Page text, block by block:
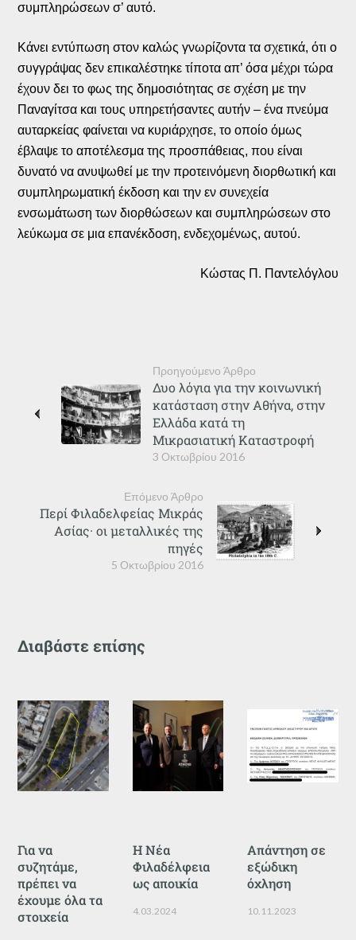
συμπληρώσεων σ’ αυτό.
Κάνει εντύπωση στον καλώς γνωρίζοντα τα σχετικά, ότι ο
συγγράψας δεν επικαλέστηκε τίποτα απ’ όσα μέχρι τώρα
έχουν δει το φως της δημοσιότητας σε σχέση με την
Παναγίτσα και τους υπηρετήσαντες αυτήν – ένα πνεύμα
αυταρκείας φαίνεται να κυριάρχησε, το οποίο όμως
έβλαψε το αποτέλεσμα της προσπάθειας, που είναι
δυνατό να ανυψωθεί με την προτεινόμενη διορθωτική και
συμπληρωματική έκδοση και την εν συνεχεία
ενσωμάτωση των διορθώσεων και συμπληρώσεων στο
λεύκωμα σε μια επανέκδοση, ενδεχομένως, αυτού.
Κώστας Π. Παντελόγλου
Προηγούμενο Άρθρο
3 Οκτωβρίου 2016
Δυο λόγια για την κοινωνική
κατάσταση στην Αθήνα, στην
Ελλάδα κατά τη
Μικρασιατική Καταστροφή
Επόμενο Άρθρο
5 Οκτωβρίου 2016
Περί Φιλαδελφείας Μικράς
Ασίας· οι μεταλλικές της
πηγές
Διαβάστε επίσης
Για να
συζητάμε,
πρέπει να
έχουμε όλα τα
στοιχεία
Η Νέα
Φιλαδέλφεια
ως αποικία
4.03.2024
Απάντηση σε
εξώδικη
όχληση
10.11.2023